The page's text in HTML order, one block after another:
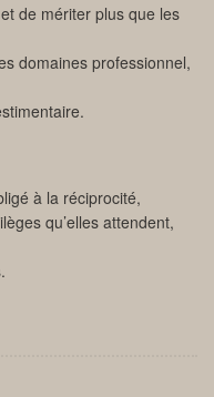
de mériter plus que les
domaines professionnel,
à la réciprocité,
qu’elles attendent,